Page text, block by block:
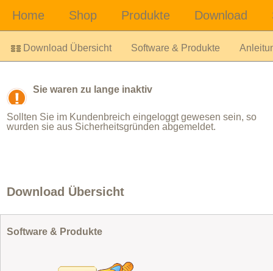
Download Übersicht Software & Produkte
Sie waren zu lange inaktiv
Sollten Sie im Kundenbreich eingeloggt gewesen sein, so
wurden sie aus Sicherheitsgründen abgemeldet.
Download Übersicht
Software & Produkte